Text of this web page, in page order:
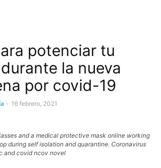
potenciar tu
la nueva
por covid-19
- 16 febrero, 2021
and a medical protective mask online working
during self isolation and quarantine. Coronavirus
and covid ncov novel